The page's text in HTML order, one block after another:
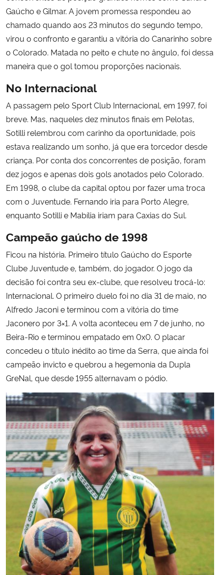
Gaúcho e Gilmar. A jovem promessa respondeu ao
chamado quando aos 23 minutos do segundo tempo,
virou o confronto e garantiu a vitória do Canarinho sobre
o Colorado. Matada no peito e chute no ângulo, foi dessa
maneira que o gol tomou proporções nacionais.
No Internacional
A passagem pelo Sport Club Internacional, em 1997, foi
breve. Mas, naqueles dez minutos finais em Pelotas,
Sotilli relembrou com carinho da oportunidade, pois
estava realizando um sonho, já que era torcedor desde
criança. Por conta dos concorrentes de posição, foram
dez jogos e apenas dois gols anotados pelo Colorado.
Em 1998, o clube da capital optou por fazer uma troca
com o Juventude. Fernando iria para Porto Alegre,
enquanto Sotilli e Mabília iriam para Caxias do Sul.
Campeão gaúcho de 1998
Ficou na história. Primeiro título Gaúcho do Esporte
Clube Juventude e, também, do jogador. O jogo da
decisão foi contra seu ex-clube, que resolveu trocá-lo:
Internacional. O primeiro duelo foi no dia 31 de maio, no
Alfredo Jaconi e terminou com a vitória do time
Jaconero por 3×1. A volta aconteceu em 7 de junho, no
Beira-Rio e terminou empatado em 0x0. O placar
concedeu o título inédito ao time da Serra, que ainda foi
campeão invicto e quebrou a hegemonia da Dupla
GreNal, que desde 1955 alternavam o pódio.